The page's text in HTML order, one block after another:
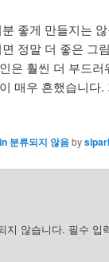
좋게 만들지는
정말 더 좋은 그
은 훨씬 더 부드
매우 흔했습니다.
분류되지 않음by
지 않습니다. 필수 입